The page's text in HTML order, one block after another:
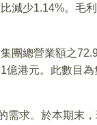
減少1.14%。毛
團總營業額之
港元。此數目
需求。於本期末